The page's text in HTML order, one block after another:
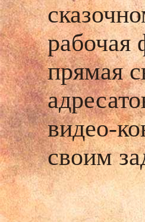
рабочая
прямая
видео-
своим